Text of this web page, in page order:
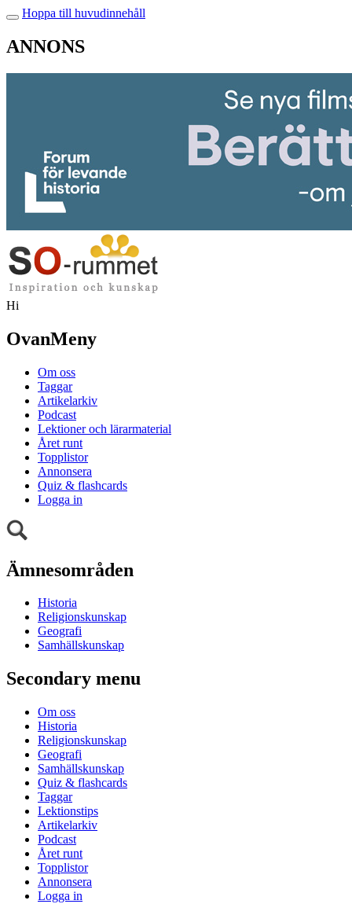
Hoppa till huvudinnehåll
ANNONS
Hi
OvanMeny
Om oss
Taggar
Artikelarkiv
Podcast
Lektioner och lärarmaterial
Året runt
Topplistor
Annonsera
Quiz & flashcards
Logga in
Ämnesområden
Historia
Religionskunskap
Geografi
Samhällskunskap
Secondary menu
Om oss
Historia
Religionskunskap
Geografi
Samhällskunskap
Quiz & flashcards
Taggar
Lektionstips
Artikelarkiv
Podcast
Året runt
Topplistor
Annonsera
Logga in